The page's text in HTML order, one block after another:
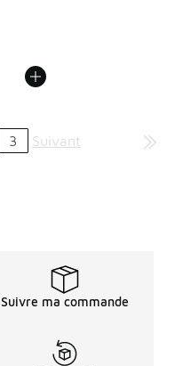
3 Suivant
Suivre ma commande